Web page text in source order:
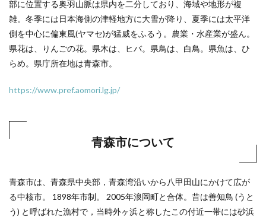
部に位置する奥羽山脈は県内を二分しており、海域や地形が複
雑。冬季には日本海側の津軽地方に大雪が降り、夏季には太平洋
側を中心に偏東風(ヤマセ)が猛威をふるう。農業・水産業が盛ん。
県花は、りんごの花。県木は、ヒバ。県鳥は、白鳥。県魚は、ひ
らめ。県庁所在地は青森市。
https://www.pref.aomori.lg.jp/
青森市について
青森市は、青森県中央部，青森湾沿いから八甲田山にかけて広が
る中核市。 1898年市制。 2005年浪岡町と合体。昔は善知鳥 (うと
う) と呼ばれた漁村で，当時外ヶ浜と称したこの付近一帯には砂浜